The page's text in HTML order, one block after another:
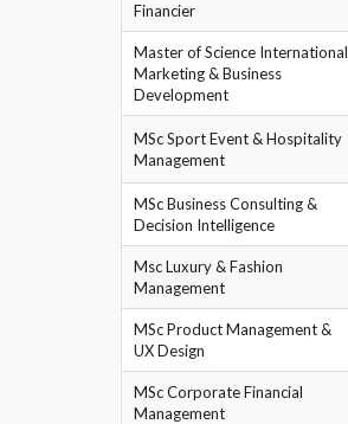
Financier
Master of Science International
Marketing & Business
Development
MSc Sport Event & Hospitality
Management
MSc Business Consulting &
Decision Intelligence
Msc Luxury & Fashion
Management
MSc Product Management &
UX Design
MSc Corporate Financial
Management